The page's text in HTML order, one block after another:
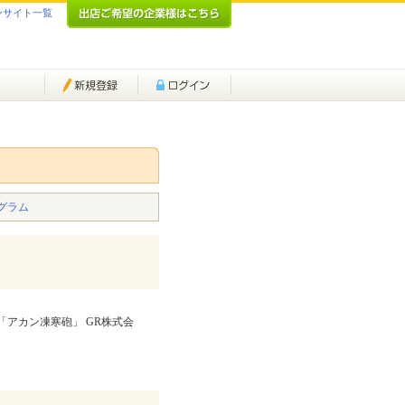
サイト一覧
ラム
アカン凍寒砲」 GR株式会